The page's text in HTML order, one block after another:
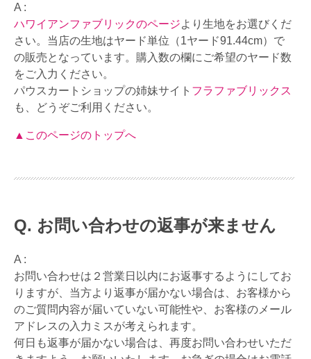
A :
ハワイアンファブリックのページより生地をお選びくだ
さい。当店の生地はヤード単位（1ヤード91.44cm）で
の販売となっています。購入数の欄にご希望のヤード数
をご入力ください。
パウスカートショップの姉妹サイト フラファブリックス
も、どうぞご利用ください。
▲このページのトップへ
お問い合わせの返事が来ません
A :
お問い合わせは２営業日以内にお返事するようにしてお
りますが、当方より返事が届かない場合は、お客様から
のご質問内容が届いていない可能性や、お客様のメール
アドレスの入力ミスが考えられます。
何日も返事が届かない場合は、再度お問い合わせいただ